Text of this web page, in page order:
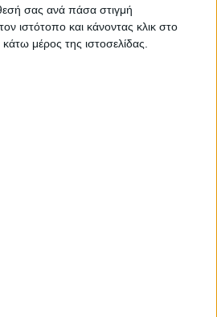
σας ανά πάσα στιγμή
ιστότοπο και κάνοντας κλικ στο
μέρος της ιστοσελίδας.